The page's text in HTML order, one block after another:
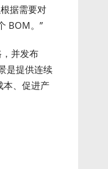
据需要对
BOM。”
并发布
是提供连续
本、促进产